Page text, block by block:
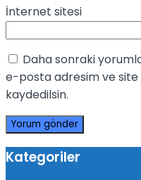
İnternet sitesi
Daha sonraki
e-posta adresim ve site
kaydedilsin.
Kategoriler